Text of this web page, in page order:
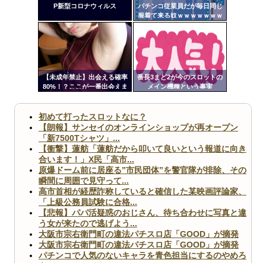
Powered by livedoor 相互RSS
P新型コロナウィルス
パチンコ従業員だが毎日同じ
服着て来る奴ｗｗｗｗｗｗｗ
ｗｗｗｗｗ
【未成年禁止】出会える確率
80%！？ここが一番出会えま
番長3まど2が今のスロットの
メイン機種という事実
定リ
自動
更新
ツー
初めて打ったスロットなに？
【朗報】サンセイのオンラインショップが再オープン
「新7500Tシャツ」...
【衝撃】蓮舫「蓮舫だから叩いて良いという報道に向き
合います！」X民「高市...
原爆ドーム前に居座る”市民団体”を警官隊が排除、その
瞬間に周囲で見守って...
高市首相が経歴詐称していると確信した某映画評論家、
「上級公務員試験に合格...
【悲報】パパ活疑惑のおじさん、待ち合わせに写真と違
う女が来たので逃げよう...
大阪市宗右衛門町の違法パチスロ店「GOOD」が摘発
大阪市宗右衛門町の違法パチスロ店「GOOD」が摘発
パチンコで人気のないキャラを青色担当にするのやめろ